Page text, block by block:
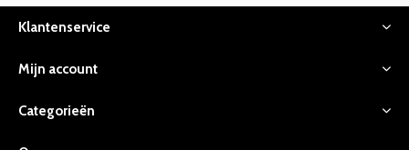
Klantenservice
Mijn account
Categorieën